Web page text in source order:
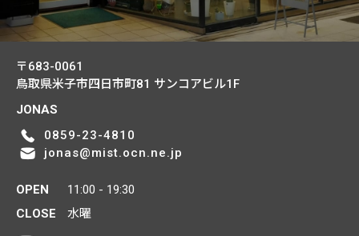
〒683-0061
鳥取県米子市四日市町81 サンコアビル1F
JONAS
0859-23-4810
jonas@mist.ocn.ne.jp
OPEN
11:00 - 19:30
CLOSE
水曜